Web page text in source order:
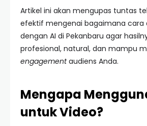
Artikel ini akan mengupas tuntas
efektif mengenai bagaimana cara
dengan AI di Pekanbaru agar
profesional, natural, dan mampu
engagementaudiens Anda.
Mengapa
untuk Video?